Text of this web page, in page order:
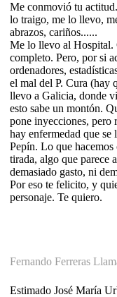
Me conmovió tu
lo traigo, me lo llevo,
abrazos, cariños......
Me lo llevo al Hospital.
completo. Pero, por si
ordenadores,
el mal del P. Cura (hay
llevo a Galicia, donde
esto sabe un montón.
pone inyecciones, pero
hay enfermedad que se
Pepín. Lo que
tirada, algo que parece
demasiado gasto, ni
Por eso te felicito, y
personaje. Te quiero.
Fernando Ferreras
Estimado José María